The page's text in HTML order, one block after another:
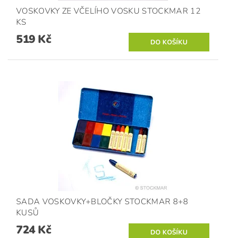
VOSKOVKY ZE VČELÍHO VOSKU STOCKMAR 12
KS
519 Kč
SADA VOSKOVKY+BLOČKY STOCKMAR 8+8
KUSŮ
724 Kč